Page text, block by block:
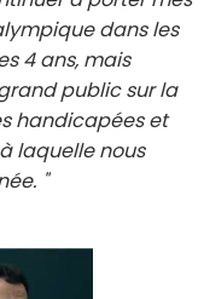
dans les
4 ans, mais
public sur la
handicapées et
laquelle nous
"